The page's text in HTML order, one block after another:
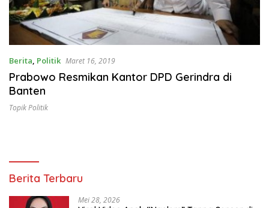
Berita, Politik Maret 16, 2019
Prabowo Resmikan Kantor DPD Gerindra di
Banten
Topik Politik
Berita Terbaru
Mei 28, 2026